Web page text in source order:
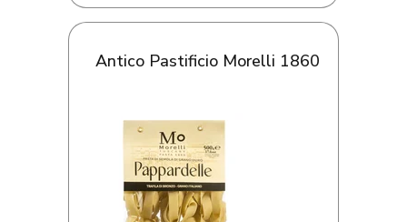
Antico Pastificio Morelli 1860